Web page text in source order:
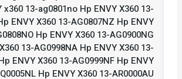
x360 13-ag0801no Hp ENVY X360 13-
ENVY X360 13-AG0807NZ Hp ENVY
Hp ENVY X360 13-AG0900NG
13-AG0998NA Hp ENVY X360 13-
ENVY X360 13-AG0999NF Hp ENVY
Hp ENVY X360 13-AR0000AU